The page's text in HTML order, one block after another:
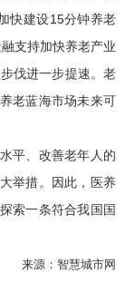
快建设15分钟养老
支持加快养老产业
伐进一步提速。老
老蓝海市场未来可
平、改善老年人的
举措。因此，医养
索一条符合我国国
来源：智慧城市网